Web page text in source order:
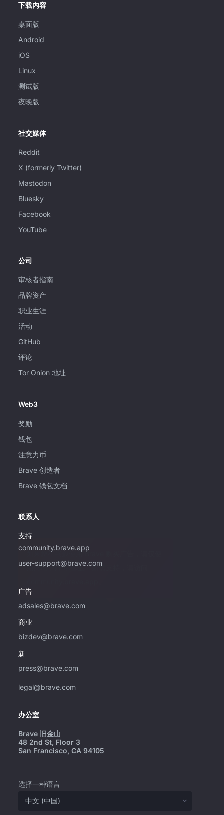
下载内容
桌面版
Android
iOS
Linux
测试版
夜晚版
社交媒体
Reddit
X (formerly Twitter)
Mastodon
Bluesky
Facebook
YouTube
公司
审核者指南
品牌资产
职业生涯
活动
GitHub
评论
Tor Onion 地址
Web3
奖励
钱包
注意力币
Brave 创造者
Brave 钱包文档
联系人
支持
community.brave.app
user-support@brave.com
广告
adsales@brave.com
如果您有兴趣使用 Brave 购买广告，请仅使
用此电子邮件地址。 如需支持，请访问
商业
bizdev@brave.com
新
press@brave.com
legal@brave.com
办公室
Brave 旧金山
48 2nd St, Floor 3
San Francisco, CA 94105
选择一种语言